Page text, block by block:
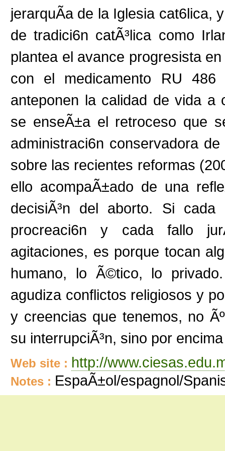
jerarquÃ­a de la Iglesia cat6lica,
de tradici6n catÃ³lica como
plantea el avance progresista
con el medicamento RU
anteponen la calidad de vida a
se enseÃ±a el retroceso que
administraci6n conservadora
sobre las recientes reformas
ello acompaÃ±ado de una
decisiÃ³n del aborto. Si cada
procreaci6n y cada fallo
agitaciones, es porque tocan
humano, lo Ã©tico, lo
agudiza conflictos religiosos y
y creencias que tenemos, no
su interrupciÃ³n, sino por
Web site : http://
Notes : EspaÃ±ol/espagnol/